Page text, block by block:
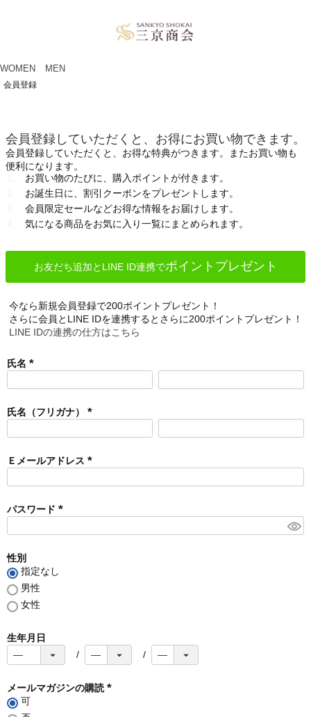
WOMEN MEN
会員登録
会員登録していただくと、お得にお買い物できます。
会員登録していただくと、お得な特典がつきます。またお買い物も
便利になります。
お買い物のたびに、購入ポイントが付きます。
お誕生日に、割引クーポンをプレゼントします。
会員限定セールなどお得な情報をお届けします。
気になる商品をお気に入り一覧にまとめられます。
お友だち追加とLINE ID連携でポイントプレゼント
今なら新規会員登録で200ポイントプレゼント！
さらに会員とLINE IDを連携するとさらに200ポイントプレゼント！
LINE IDの連携の仕方はこちら
氏名
必
氏名（フリガナ）
必
Ｅメールアドレス
必
パスワード
必
性別
指定なし
男性
女性
生年月日
メールマガジンの購読
可